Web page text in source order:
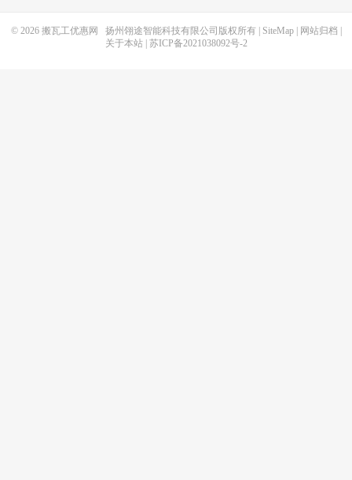
© 2026 搬瓦工优惠网 扬州翎途智能科技有限公司版权所有 | SiteMap| 网站归档
关于本站| 苏ICP备2021038092号-2